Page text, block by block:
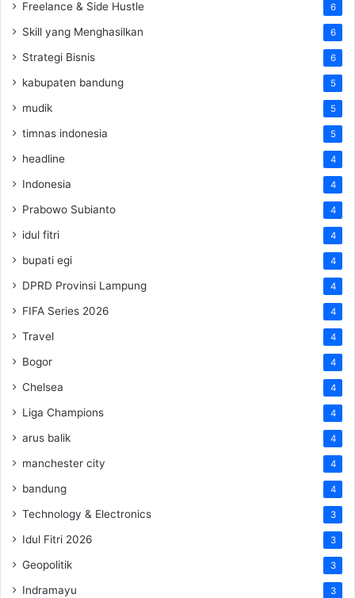
Freelance & Side Hustle 6
Skill yang Menghasilkan 6
Strategi Bisnis 6
kabupaten bandung 5
mudik 5
timnas indonesia 5
headline 4
Indonesia 4
Prabowo Subianto 4
idul fitri 4
bupati egi 4
DPRD Provinsi Lampung 4
FIFA Series 2026 4
Travel 4
Bogor 4
Chelsea 4
Liga Champions 4
arus balik 4
manchester city 4
bandung 4
Technology & Electronics 3
Idul Fitri 2026 3
Geopolitik 3
Indramayu 3